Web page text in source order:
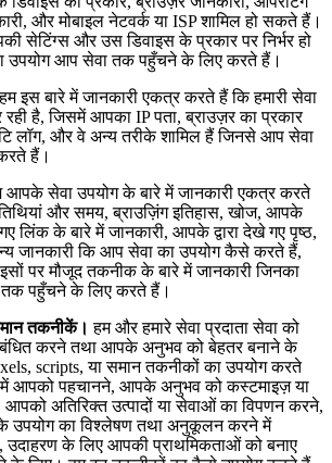
और मोबाइल नेटवर्क या ISP शामिल हो सकते हैं।
सेटिंग्स और उस डिवाइस के प्रकार पर निर्भर हो
उपयोग आप सेवा तक पहुँचने के लिए करते हैं।
इस बारे में जानकारी एकत्र करते हैं कि हमारी सेवा
है, जिसमें आपका IP पता, ब्राउज़र का प्रकार
लॉग, और वे अन्य तरीके शामिल हैं जिनसे आप सेवा
हैं।
आपके सेवा उपयोग के बारे में जानकारी एकत्र करते
और समय, ब्राउज़िंग इतिहास, खोज, आपके
गए लिंक के बारे में जानकारी, आपके द्वारा देखे गए पृष्ठ,
जानकारी कि आप सेवा का उपयोग कैसे करते हैं,
पर मौजूद तकनीक के बारे में जानकारी जिनका
पहुँचने के लिए करते हैं।
तकनीकें। हम और हमारे सेवा प्रदाता सेवा को
करने तथा आपके अनुभव को बेहतर बनाने के
scripts, या समान तकनीकों का उपयोग करते
आपको पहचानने, आपके अनुभव को कस्टमाइज़ या
अतिरिक्त उत्पादों या सेवाओं का विपणन करने,
का विश्लेषण तथा अनुकूलन करने में
उदाहरण के लिए आपकी प्राथमिकताओं को बनाए